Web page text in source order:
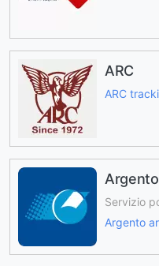
ARC
ARC
Servizio
Argento